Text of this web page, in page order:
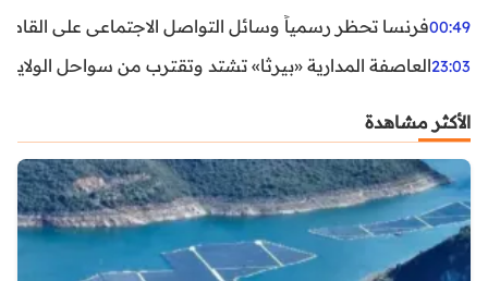
00:49فرنسا تحظر رسمياً وسائل التواصل الاجتماعي على القاصرين
23:03العاصفة المدارية «بيرثا» تشتد وتقترب من سواحل
الأكثر مشاهدة